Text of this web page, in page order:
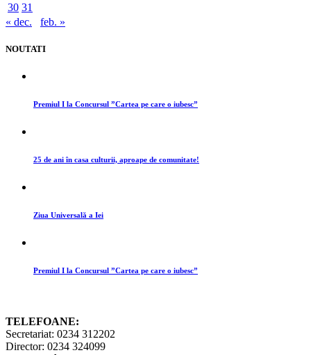
30 31
« dec.
feb. »
NOUTATI
Premiul I la Concursul ”Cartea pe care o iubesc”
25 de ani în casa culturii, aproape de comunitate!
Ziua Universală a Iei
Premiul I la Concursul ”Cartea pe care o iubesc”
TELEFOANE:
Secretariat: 0234 312202
Director: 0234 324099